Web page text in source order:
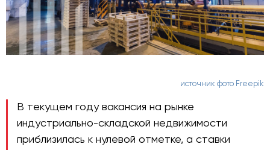
источник фото Freepik
В текущем году вакансия на рынке
индустриально-складской недвижимости
приблизилась к нулевой отметке, а ставки